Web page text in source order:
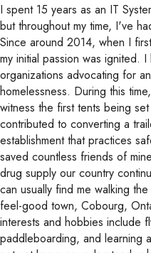
I spent 15 years as an IT
but throughout my time, I've
Since around 2014, when I
my initial passion was ignited.
organizations advocating for
homelessness. During this
witness the first tents being
contributed to converting a
establishment that practices
saved countless friends of
drug supply our country
can usually find me walking
feel-good town, Cobourg,
interests and hobbies include
paddleboarding, and learning